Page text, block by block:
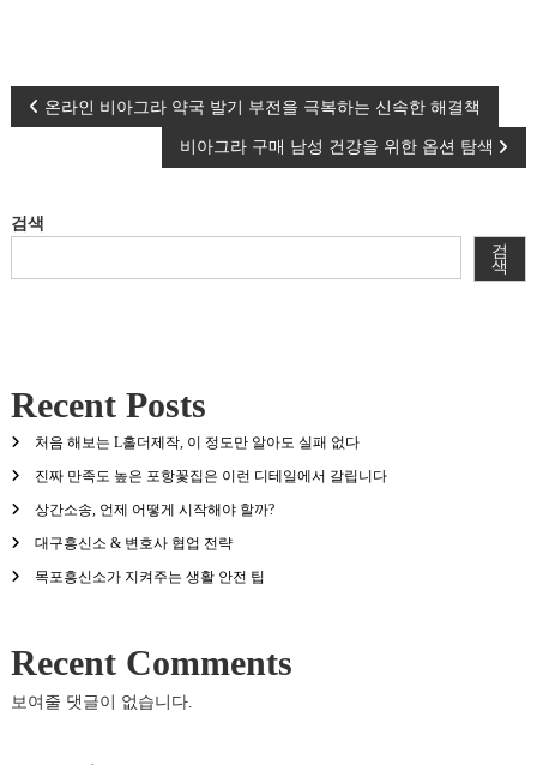
글
색
온라인 비아그라 약국 발기 부전을 극복하는 신속한 해결책
비아그라 구매 남성 건강을 위한 옵션 탐색
검색
검
색
Recent Posts
처음 해보는 L홀더제작, 이 정도만 알아도 실패 없다
진짜 만족도 높은 포항꽃집은 이런 디테일에서 갈립니다
상간소송, 언제 어떻게 시작해야 할까?
대구흥신소 & 변호사 협업 전략
목포흥신소가 지켜주는 생활 안전 팁
Recent Comments
보여줄 댓글이 없습니다.